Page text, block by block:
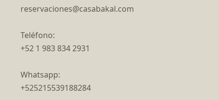
reservaciones@casabakal.com
Teléfono:
+52 1 983 834 2931
Whatsapp:
+525215539188284